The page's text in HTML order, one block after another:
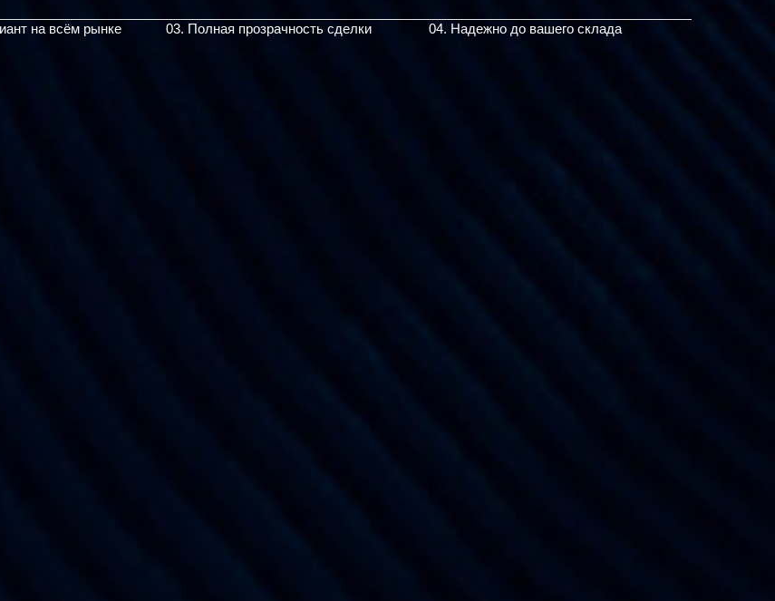
на всём рынке 03. Полная прозрачность сделки 04. Надежно до вашего склада